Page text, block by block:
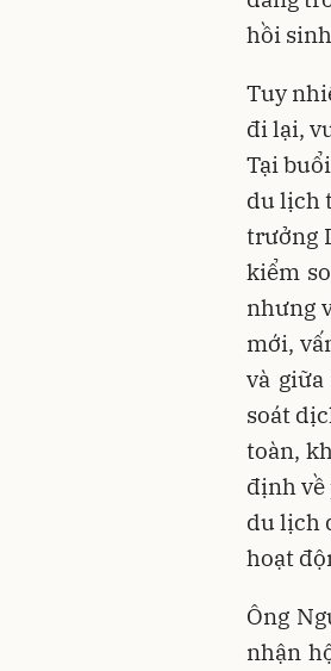
hồi
Tuy
đi lại,
Tại
du lịch
trưởng
kiểm
nhưng
mới,
và
soát
toàn,
định về
du lịch
hoạt
Ông
nhận